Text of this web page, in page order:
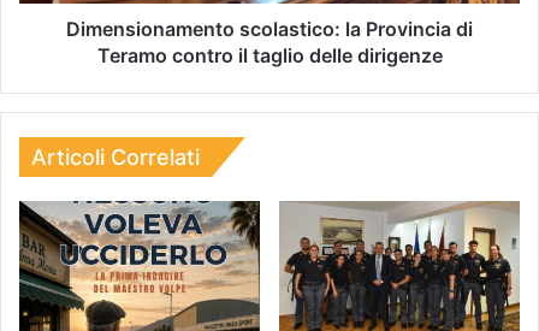
Dimensionamento scolastico: la Provincia di
Teramo contro il taglio delle dirigenze
Articoli Correlati